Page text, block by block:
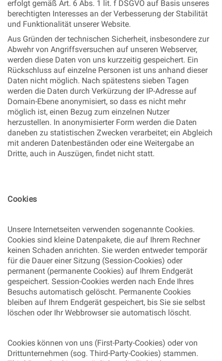
erfolgt gemäß Art. 6 Abs. 1 lit. f DSGVO auf Basis unseres
berechtigten Interesses an der Verbesserung der Stabilität
und Funktionalität unserer Website.
Aus Gründen der technischen Sicherheit, insbesondere zur
Abwehr von Angriffsversuchen auf unseren Webserver,
werden diese Daten von uns kurzzeitig gespeichert. Ein
Rückschluss auf einzelne Personen ist uns anhand dieser
Daten nicht möglich. Nach spätestens sieben Tagen
werden die Daten durch Verkürzung der IP-Adresse auf
Domain-Ebene anonymisiert, so dass es nicht mehr
möglich ist, einen Bezug zum einzelnen Nutzer
herzustellen. In anonymisierter Form werden die Daten
daneben zu statistischen Zwecken verarbeitet; ein Abgleich
mit anderen Datenbeständen oder eine Weitergabe an
Dritte, auch in Auszügen, findet nicht statt.
Cookies
Unsere Internetseiten verwenden sogenannte Cookies.
Cookies sind kleine Datenpakete, die auf Ihrem Rechner
keinen Schaden anrichten. Sie werden entweder temporär
für die Dauer einer Sitzung (Session-Cookies) oder
permanent (permanente Cookies) auf Ihrem Endgerät
gespeichert. Session-Cookies werden nach Ende Ihres
Besuchs automatisch gelöscht. Permanente Cookies
bleiben auf Ihrem Endgerät gespeichert, bis Sie sie selbst
löschen oder Ihr Webbrowser sie automatisch löscht.
Cookies können von uns (First-Party-Cookies) oder von
Drittunternehmen (sog. Third-Party-Cookies) stammen.